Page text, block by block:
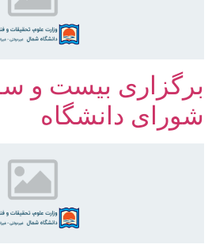
برگزاری بیست و
شورای دانشگاه